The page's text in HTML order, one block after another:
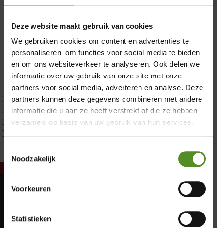
Deze website maakt gebruik van cookies
We gebruiken cookies om content en advertenties te
personaliseren, om functies voor social media te bieden
en om ons websiteverkeer te analyseren. Ook delen we
informatie over uw gebruik van onze site met onze
partners voor social media, adverteren en analyse. Deze
partners kunnen deze gegevens combineren met andere
informatie die u aan ze heeft verstrekt of die ze hebben
verzameld op basis van uw gebruik van hun services.
Noodzakelijk
Voorkeuren
Statistieken
1 persoon
2 personen split
Twijfelaar
Materiaal
Koudschuim
Latex
Traagschuim
Tweepersoons 1 kern
Tweepersoons 1 kern product
Tweepersoons 2 kernen
Dinsdag: Gesloten
Donderdag 12:00 – 17:00